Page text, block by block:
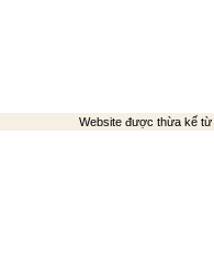
Website được thừa kế từ